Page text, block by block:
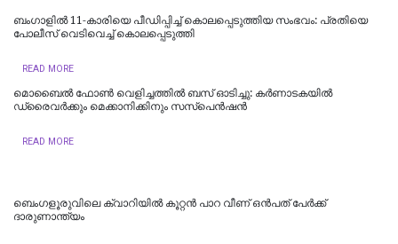
ബംഗാളിൽ 11-കാരിയെ പീഡിപ്പിച്ച് കൊലപ്പെടുത്തിയ സംഭവം: പ്രതിയെ
പോലീസ് വെടിവെച്ച് കൊലപ്പെടുത്തി
READ MORE
മൊബൈൽ ഫോൺ വെളിച്ചത്തിൽ ബസ് ഓടിച്ചു: കർണാടകയിൽ
ഡ്രൈവർക്കും മെക്കാനിക്കിനും സസ്പെൻഷൻ
READ MORE
ബെംഗളൂരുവിലെ ക്വാറിയിൽ കൂറ്റൻ പാറ വീണ് ഒൻപത് പേർക്ക്
ദാരുണാന്ത്യം